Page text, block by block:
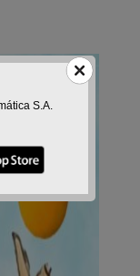
S.A.